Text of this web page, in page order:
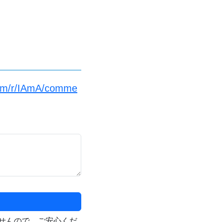
r/IAmA/comme